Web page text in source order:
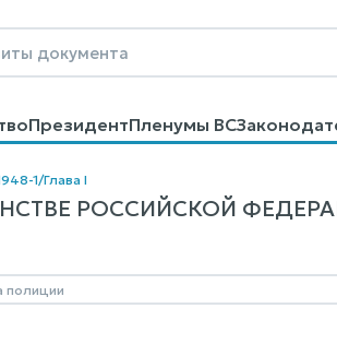
ПрезидентПленумы ВС
ПомощьПоиск
1/Глава I
РОССИЙСКОЙ